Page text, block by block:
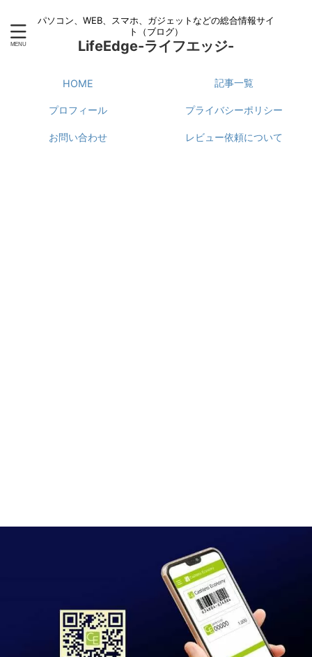
パソコン、WEB、スマホ、ガジェットなどの総合情報サイ
ト（ブログ）
LifeEdge-ライフエッジ-
HOME 記事一覧
プロフィール プライバシーポリシー
お問い合わせ レビュー依頼について